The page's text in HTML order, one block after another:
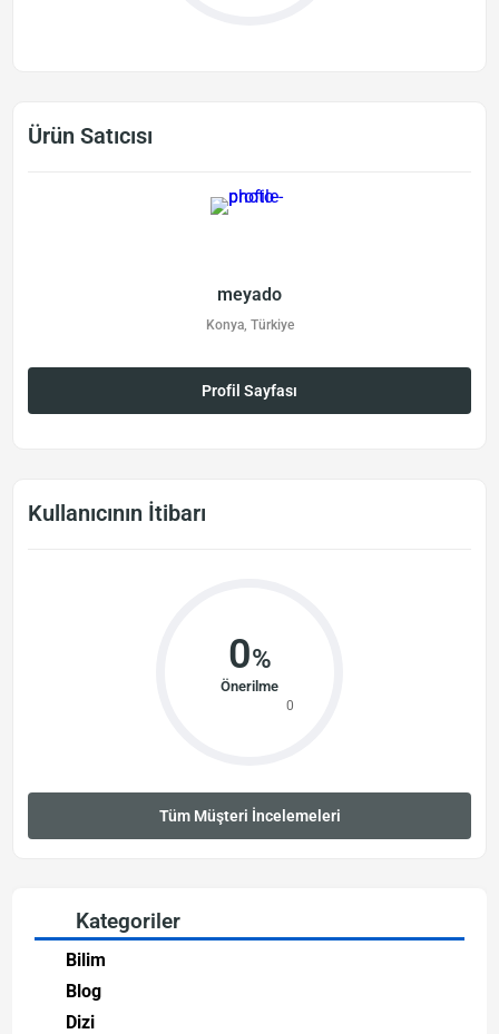
Ürün Satıcısı
meyado
Konya, Türkiye
Profil Sayfası
Kullanıcının İtibarı
0%
Önerilme
0
Tüm Müşteri İncelemeleri
Kategoriler
Bilim
Blog
Dizi